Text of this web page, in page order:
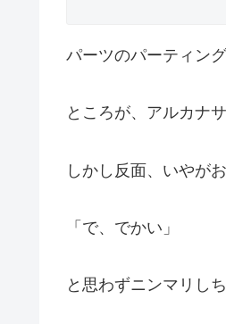
パーツのパーティン
ところが、アルカナ
しかし反面、いやが
「で、でかい」
と思わずニンマリし